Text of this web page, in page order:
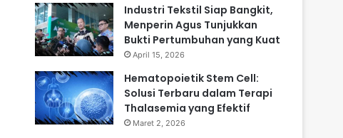
Industri Tekstil Siap Bangkit,
Menperin Agus Tunjukkan
Bukti Pertumbuhan yang Kuat
April 15, 2026
Hematopoietik Stem Cell:
Solusi Terbaru dalam Terapi
Thalasemia yang Efektif
Maret 2, 2026